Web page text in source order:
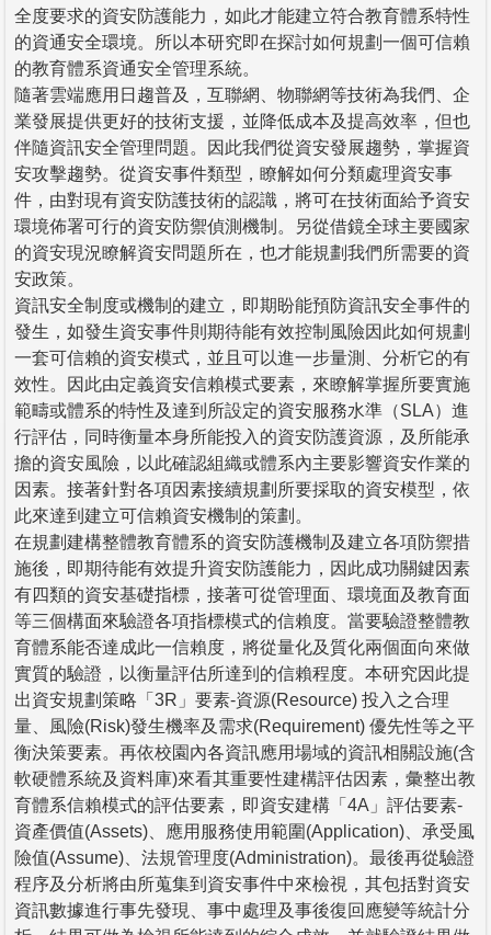
全度要求的資安防護能力，如此才能建立符合教育體系特性
的資通安全環境。所以本研究即在探討如何規劃一個可信賴
的教育體系資通安全管理系統。
隨著雲端應用日趨普及，互聯網、物聯網等技術為我們、企
業發展提供更好的技術支援，並降低成本及提高效率，但也
伴隨資訊安全管理問題。因此我們從資安發展趨勢，掌握資
安攻擊趨勢。從資安事件類型，瞭解如何分類處理資安事
件，由對現有資安防護技術的認識，將可在技術面給予資安
環境佈署可行的資安防禦偵測機制。另從借鏡全球主要國家
的資安現況瞭解資安問題所在，也才能規劃我們所需要的資
安政策。
資訊安全制度或機制的建立，即期盼能預防資訊安全事件的
發生，如發生資安事件則期待能有效控制風險因此如何規劃
一套可信賴的資安模式，並且可以進一步量測、分析它的有
效性。因此由定義資安信賴模式要素，來瞭解掌握所要實施
範疇或體系的特性及達到所設定的資安服務水準（SLA）進
行評估，同時衡量本身所能投入的資安防護資源，及所能承
擔的資安風險，以此確認組織或體系內主要影響資安作業的
因素。接著針對各項因素接續規劃所要採取的資安模型，依
此來達到建立可信賴資安機制的策劃。
在規劃建構整體教育體系的資安防護機制及建立各項防禦措
施後，即期待能有效提升資安防護能力，因此成功關鍵因素
有四類的資安基礎指標，接著可從管理面、環境面及教育面
等三個構面來驗證各項指標模式的信賴度。當要驗證整體教
育體系能否達成此一信賴度，將從量化及質化兩個面向來做
實質的驗證，以衡量評估所達到的信賴程度。本研究因此提
出資安規劃策略「3R」要素-資源(Resource) 投入之合理
量、風險(Risk)發生機率及需求(Requirement) 優先性等之平
衡決策要素。再依校園內各資訊應用場域的資訊相關設施(含
軟硬體系統及資料庫)來看其重要性建構評估因素，彙整出教
育體系信賴模式的評估要素，即資安建構「4A」評估要素-
資產價值(Assets)、應用服務使用範圍(Application)、承受風
險值(Assume)、法規管理度(Administration)。最後再從驗證
程序及分析將由所蒐集到資安事件中來檢視，其包括對資安
資訊數據進行事先發現、事中處理及事後復回應變等統計分